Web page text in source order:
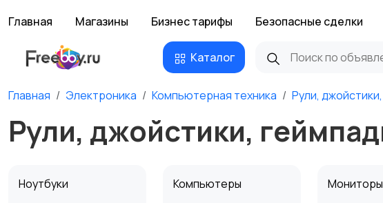
Главная Магазины Бизнес тарифы Безопасные сделки
Каталог
Главная Электроника Компьютерная техника Рули,
Рули, джойстики,
Ноутбуки Компьютеры Мониторы